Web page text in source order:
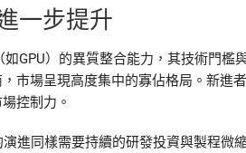
一步提升
GPU）的異質整合能力，其技術門檻
市場呈現高度集中的寡佔格局。新進
控制力。
進同樣需要持續的研發投資與製程微